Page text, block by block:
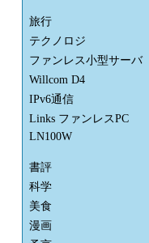
旅行
テクノロジ
ファンレス小型サーバ
Willcom D4
IPv6通信
Links ファンレスPC
LN100W
書評
科学
美食
漫画